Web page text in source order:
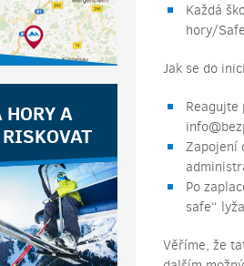
Každá
hory/
Jak se do
Zapojení
Po
safe“
Věříme, že
HORY A